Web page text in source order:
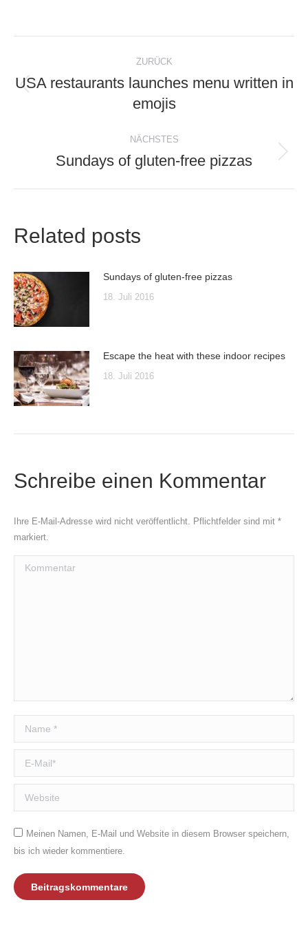
ZURÜCK
Vorheriger
Beitrag:
USA restaurants launches menu written in
emojis
NÄCHSTES
Nächster
Sundays of gluten-free pizzas
Related posts
Sundays of gluten-free pizzas
18. Juli 2016
Escape the heat with these indoor recipes
18. Juli 2016
Schreibe einen Kommentar
Ihre E-Mail-Adresse wird nicht veröffentlicht. Pflichtfelder sind mit *
markiert.
Kommentar
Name *
E-Mail *
Website
Meinen Namen, E-Mail und Website in diesem Browser speichern,
bis ich wieder kommentiere.
Beitragskommentare